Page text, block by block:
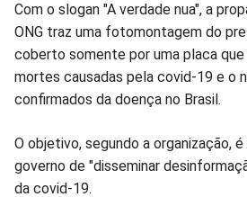
Com o slogan "A verdade nua", a
ONG traz uma fotomontagem do
coberto somente por uma placa
mortes causadas pela covid-19 e o
confirmados da doença no Brasil.
O objetivo, segundo a organização,
governo de "disseminar
da covid-19.